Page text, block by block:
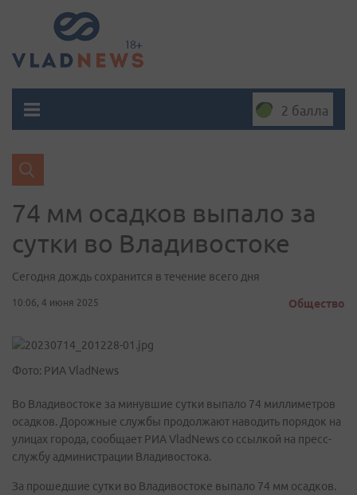
2 балла
74 мм осадков выпало за
сутки во Владивостоке
Сегодня дождь сохранится в течение всего дня
10:06, 4 июня 2025 Общество
Фото: РИА VladNews
Во Владивостоке за минувшие сутки выпало 74 миллиметров
осадков. Дорожные службы продолжают наводить порядок на
улицах города, сообщает РИА VladNews со ссылкой на пресс-
службу администрации Владивостока.
За прошедшие сутки во Владивостоке выпало 74 мм осадков.